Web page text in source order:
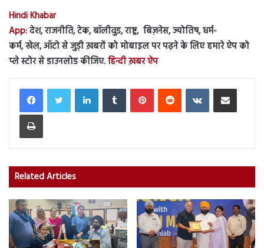
Hindi Khabar
App:देश, राजनीति, टेक, बॉलीवुड, राष्ट्र, बिज़नेस, ज्योतिष, धर्म-
कर्म, खेल, ऑटो से जुड़ी ख़बरों को मोबाइल पर पढ़ने के लिए हमारे ऐप को
प्ले स्टोर से डाउनलोड कीजिए.हिन्दी ख़बर ऐप
LinkedInTumblr PinterestReddit VKontakteShare via Email
Print
Related Articles